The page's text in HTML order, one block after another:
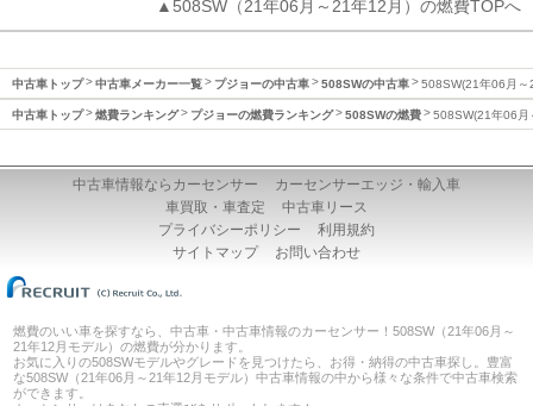
▲508SW（21年06月～21年12月）の燃費TOPへ
中古車トップ 中古車メーカー一覧 プジョーの中古車 508SWの中古車 508SW(21年06月～
中古車トップ 燃費ランキング プジョーの燃費ランキング 508SWの燃費 508SW(21年06月
中古車情報ならカーセンサー
カーセンサーエッジ・輸入車
車買取・車査定
中古車リース
プライバシーポリシー
利用規約
サイトマップ
お問い合わせ
燃費のいい車を探すなら、中古車・中古車情報のカーセンサー！508SW（21年06月～
21年12月モデル）の燃費が分かります。
お気に入りの508SWモデルやグレードを見つけたら、お得・納得の中古車探し。豊富
な508SW（21年06月～21年12月モデル）中古車情報の中から様々な条件で中古車検索
ができます。